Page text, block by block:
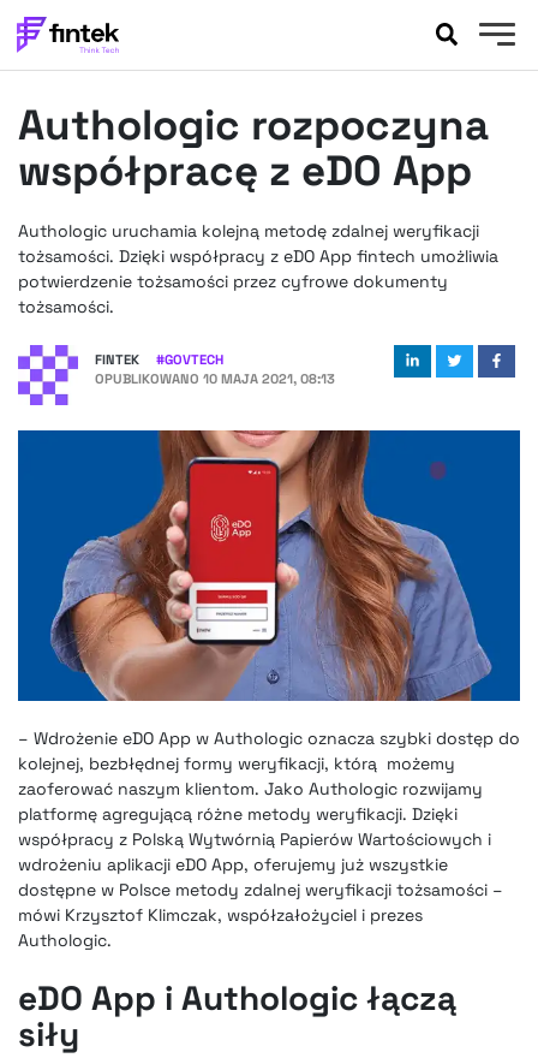
BANKOWOŚĆ
FELIETONY
WYWIADY
LEGAL
PODCASTY
OKIEM EKSPERTA
Authologic rozpoczyna
współpracę z eDO App
Authologic uruchamia kolejną metodę zdalnej weryfikacji
tożsamości. Dzięki współpracy z eDO App fintech umożliwia
potwierdzenie tożsamości przez cyfrowe dokumenty
tożsamości.
FINTEK #GOVTECH
OPUBLIKOWANO 10 MAJA 2021, 08:13
– Wdrożenie eDO App w Authologic oznacza szybki dostęp do
kolejnej, bezbłędnej formy weryfikacji, którą możemy
zaoferować naszym klientom. Jako Authologic rozwijamy
platformę agregującą różne metody weryfikacji. Dzięki
współpracy z Polską Wytwórnią Papierów Wartościowych i
wdrożeniu aplikacji eDO App, oferujemy już wszystkie
dostępne w Polsce metody zdalnej weryfikacji tożsamości –
mówi Krzysztof Klimczak, współzałożyciel i prezes
Authologic.
eDO App i Authologic łączą
siły